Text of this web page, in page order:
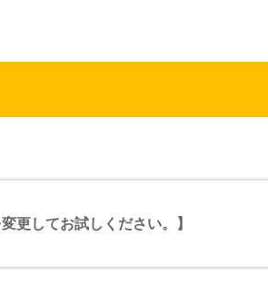
更してお試しください。】